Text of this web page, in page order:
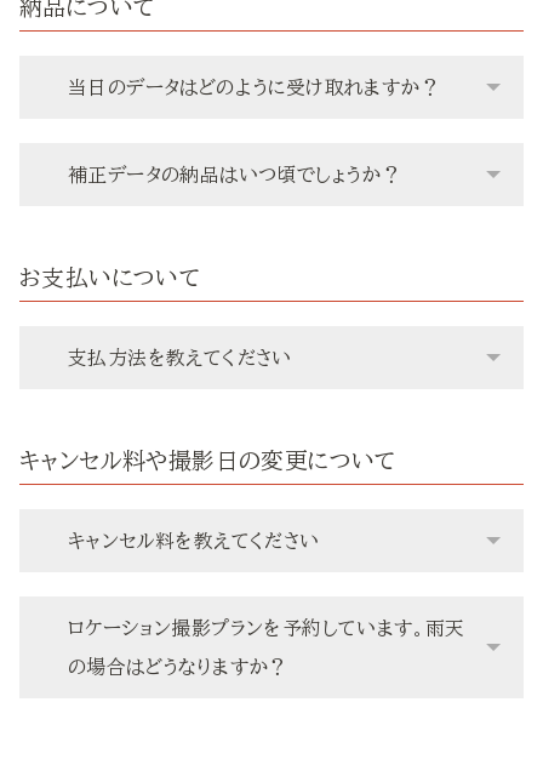
納品について
当日のデータはどのように受け取れますか？
補正データの納品はいつ頃でしょうか？
お支払いについて
支払方法を教えてください
キャンセル料や撮影日の変更について
キャンセル料を教えてください
ロケーション撮影プランを予約しています。雨天
の場合はどうなりますか？